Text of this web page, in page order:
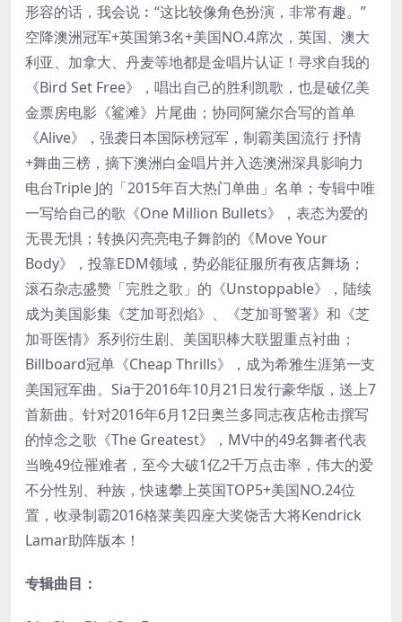
形容的话，我会说︰“这比较像角色扮演，非常有趣。”
空降澳洲冠军+英国第3名+美国NO.4席次，英国、澳大
利亚、加拿大、丹麦等地都是金唱片认证！寻求自我的
《Bird Set Free》，唱出自己的胜利凯歌，也是破亿美
金票房电影《鲨滩》片尾曲；协同阿黛尔合写的首单
《Alive》，强袭日本国际榜冠军，制霸美国流行 抒情
+舞曲三榜，摘下澳洲白金唱片并入选澳洲深具影响力
电台Triple J的「2015年百大热门单曲」名单；专辑中唯
一写给自己的歌《One Million Bullets》，表态为爱的
无畏无惧；转换闪亮亮电子舞韵的《Move Your
Body》，投靠EDM领域，势必能征服所有夜店舞场；
滚石杂志盛赞「完胜之歌」的《Unstoppable》，陆续
成为美国影集《芝加哥烈焰》、《芝加哥警署》和《芝
加哥医情》系列衍生剧、美国职棒大联盟重点衬曲；
Billboard冠单《Cheap Thrills》，成为希雅生涯第一支
美国冠军曲。Sia于2016年10月21日发行豪华版，送上7
首新曲。针对2016年6月12日奥兰多同志夜店枪击撰写
的悼念之歌《The Greatest》，MV中的49名舞者代表
当晚49位罹难者，至今大破1亿2千万点击率，伟大的爱
不分性别、种族，快速攀上英国TOP5+美国NO.24位
置，收录制霸2016格莱美四座大奖饶舌大将Kendrick
Lamar助阵版本！
专辑曲目：